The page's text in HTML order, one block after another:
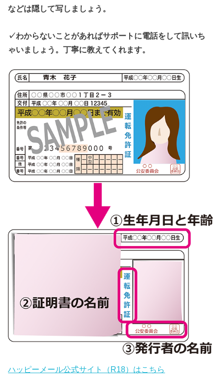
などは隠して写しましょう。
✓わからないことがあればサポートに電話をして訊いち
ゃいましょう。丁寧に教えてくれます。
ハッピーメール公式サイト（R18）はこちら